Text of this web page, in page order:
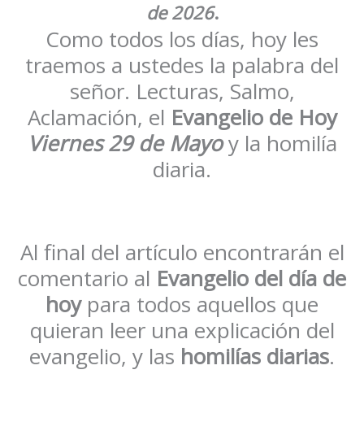
de 2026.
Como todos los días, hoy les
traemos a ustedes la palabra del
señor. Lecturas, Salmo,
Aclamación, el Evangelio de Hoy
Viernes29 de Mayoy la homilía
diaria.
Al final del artículo encontrarán el
comentario al Evangelio del día de
hoypara todos aquellos que
quieran leer una explicación del
evangelio, y las homilías diarias.